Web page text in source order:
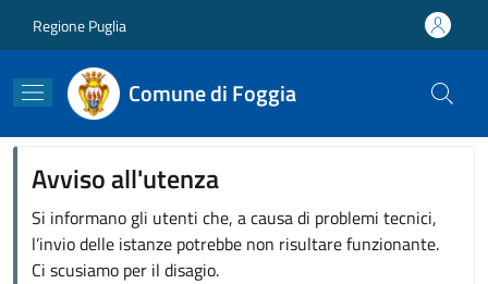
Regione Puglia
Comune di Foggia
Avviso all'utenza
Si informano gli utenti che, a causa di problemi tecnici,
l’invio delle istanze potrebbe non risultare funzionante.
Ci scusiamo per il disagio.